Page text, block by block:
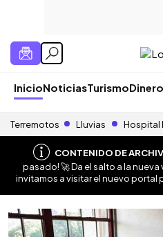
InicioNoticiasTurismo
Terremotos Lluvias Hospital
CONTENIDO DE
pasado! 🚀 Da el salto a la nueva
invitamos a visitar el nuevo